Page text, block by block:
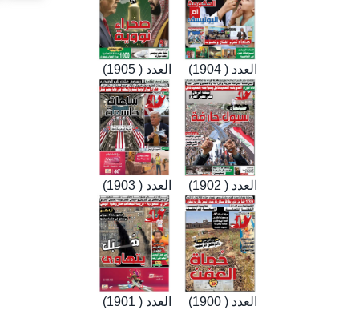
العدد ( 1905) العدد ( 1904)
العدد ( 1903) العدد ( 1902)
العدد ( 1901) العدد ( 1900)